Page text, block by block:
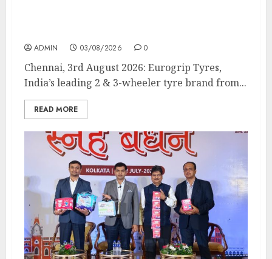
ADMIN 03/08/2026 0
Chennai, 3rd August 2026: Eurogrip Tyres,
India’s leading 2 & 3-wheeler tyre brand from...
READ MORE